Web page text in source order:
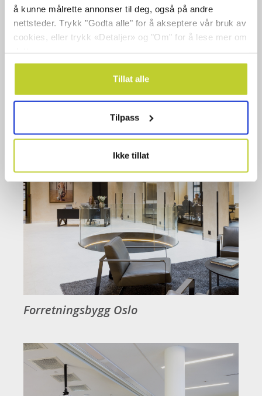
å kunne målrette annonser til deg, også på andre
nettsteder. Trykk "Godta alle" for å akseptere vår bruk av
cookies, eller trykk «Detaljer» og "Om" for å lese mer om
Tillat alle
Tilpass
Ikke tillat
Skansekaia Ålesund
Forretningsbygg Oslo